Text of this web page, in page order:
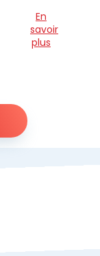
En
savoir
plus